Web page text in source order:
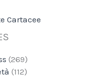
Cartacee
(269)
(112)